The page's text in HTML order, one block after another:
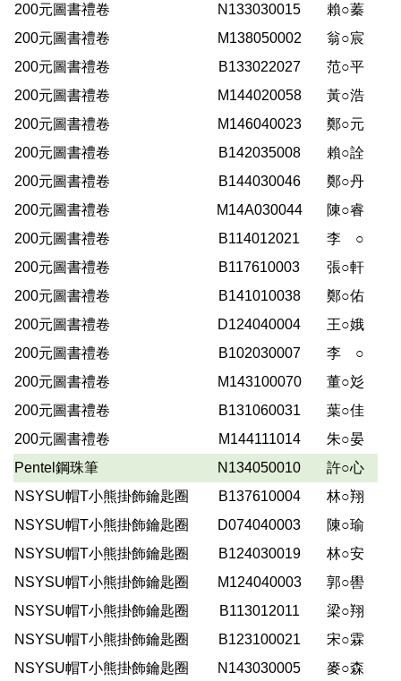
200元圖書禮卷
N133030015
賴○蓁
200元圖書禮卷
M138050002
翁○宸
200元圖書禮卷
B133022027
范○平
200元圖書禮卷
M144020058
黃○浩
200元圖書禮卷
M146040023
鄭○元
200元圖書禮卷
B142035008
賴○詮
200元圖書禮卷
B144030046
鄭○丹
200元圖書禮卷
M14A030044
陳○睿
200元圖書禮卷
B114012021
李 ○
200元圖書禮卷
B117610003
張○軒
200元圖書禮卷
B141010038
鄭○佑
200元圖書禮卷
D124040004
王○娥
200元圖書禮卷
B102030007
李 ○
200元圖書禮卷
M143100070
董○彣
200元圖書禮卷
B131060031
葉○佳
200元圖書禮卷
M144111014
朱○晏
Pentel鋼珠筆
N134050010
許○心
NSYSU帽T小熊掛飾鑰匙圈
B137610004
林○翔
NSYSU帽T小熊掛飾鑰匙圈 D074040003
陳○瑜
NSYSU帽T小熊掛飾鑰匙圈 B124030019
林○安
NSYSU帽T小熊掛飾鑰匙圈 M124040003
郭○嚳
NSYSU帽T小熊掛飾鑰匙圈 B113012011
梁○翔
NSYSU帽T小熊掛飾鑰匙圈 B123100021
宋○霖
NSYSU帽T小熊掛飾鑰匙圈 N143030005 麥○森